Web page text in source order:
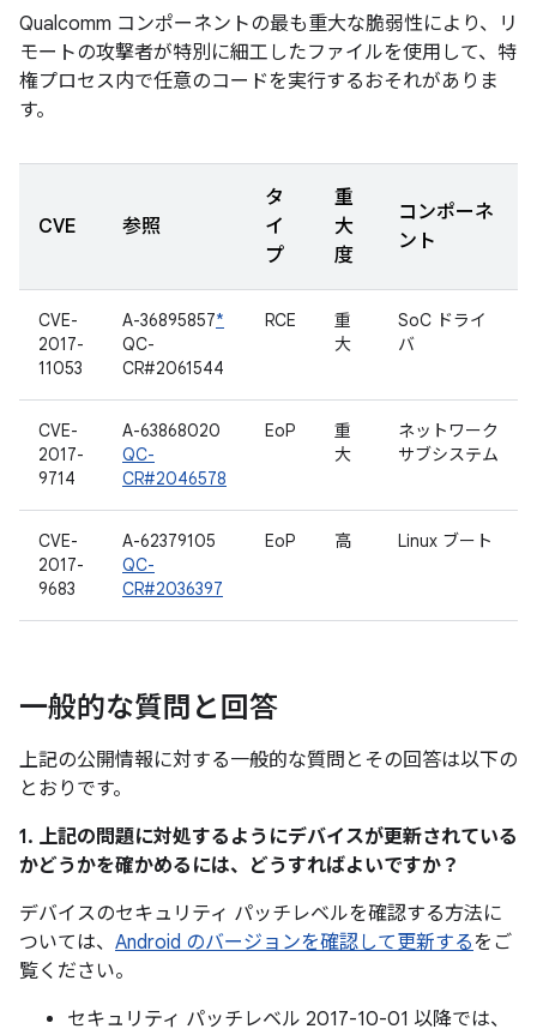
Qualcomm コンポーネントの最も重大な脆弱性により、リ
モートの攻撃者が特別に細工したファイルを使用して、特
権プロセス内で任意のコードを実行するおそれがありま
す。
CVE 参照
タ
イ
プ
重
大
度
コンポーネ
ント
CVE-
2017-
11053
A-36895857*
QC-
CR#2061544
RCE
重
大
SoC ドライ
バ
CVE-
2017-
9714
A-63868020
QC-
CR#2046578
EoP
重
大
ネットワーク
サブシステム
CVE-
2017-
9683
A-62379105
QC-
CR#2036397
EoP 高 Linux ブート
一般的な質問と回答
上記の公開情報に対する一般的な質問とその回答は以下の
とおりです。
1. 上記の問題に対処するようにデバイスが更新されている
かどうかを確かめるには、どうすればよいですか？
デバイスのセキュリティ パッチレベルを確認する方法に
ついては、 Android のバージョンを確認して更新するをご
覧ください。
セキュリティ パッチレベル 2017-10-01 以降では、